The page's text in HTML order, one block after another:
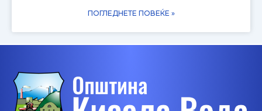
ПОГЛЕДНЕТЕ ПОВЕЌЕ »